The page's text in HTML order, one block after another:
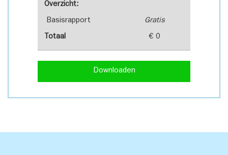
Overzicht:
Basisrapport Gratis
Totaal € 0
Downloaden